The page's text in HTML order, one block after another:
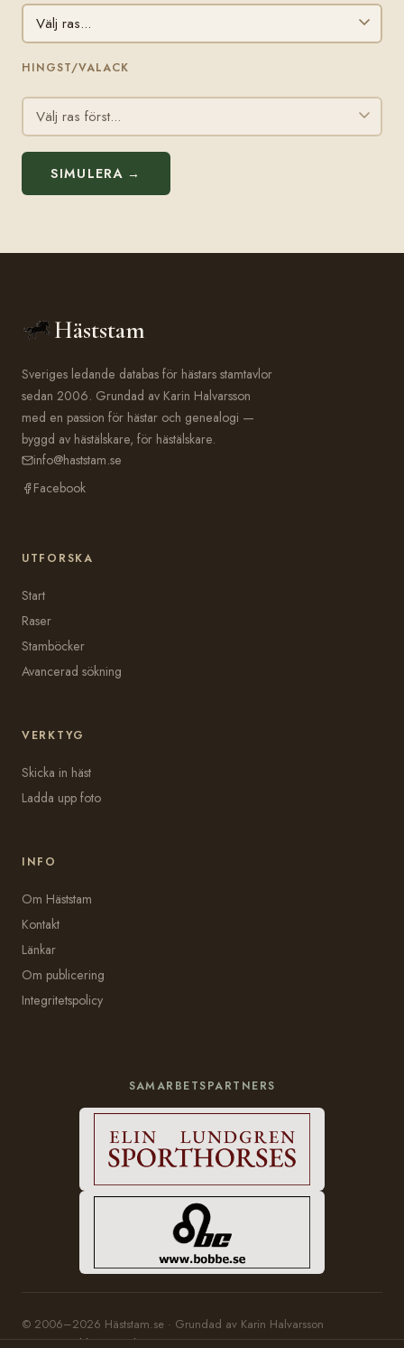
HINGST/VALACK
SIMULERA →
Häststam
Sveriges ledande databas för hästars stamtavlor
sedan 2006. Grundad av Karin Halvarsson
med en passion för hästar och genealogi —
byggd av hästälskare, för hästälskare.
info@haststam.se
Facebook
UTFORSKA
Start
Raser
Stamböcker
Avancerad sökning
VERKTYG
Skicka in häst
Ladda upp foto
INFO
Om Häststam
Kontakt
Länkar
Om publicering
Integritetspolicy
SAMARBETSPARTNERS
© 2006–2026 Häststam.se · Grundad av Karin Halvarsson
Hosting:Bobbe Consulting